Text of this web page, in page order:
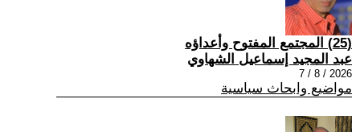
(25) المجتمع المفتوح وأعداؤه
عبد المجيد إسماعيل الشهاوي
2026 / 8 / 7
مواضيع وابحاث سياسية